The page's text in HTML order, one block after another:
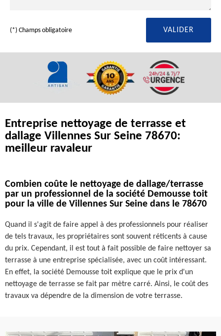
(*) Champs obligatoire
Entreprise nettoyage de terrasse et
dallage Villennes Sur Seine 78670:
meilleur ravaleur
Combien coûte le nettoyage de dallage/terrasse
par un professionnel de la société Demousse toit
pour la ville de Villennes Sur Seine dans le 78670
Quand il s'agit de faire appel à des professionnels pour réaliser
de tels travaux, les propriétaires sont souvent réticents à cause
du prix. Cependant, il est tout à fait possible de faire nettoyer sa
terrasse à une entreprise spécialisée, avec un coût intéressant.
En effet, la société Demousse toit explique que le prix d'un
nettoyage de terrasse se fait par mètre carré. Ainsi, le coût des
travaux va dépendre de la dimension de votre terrasse.